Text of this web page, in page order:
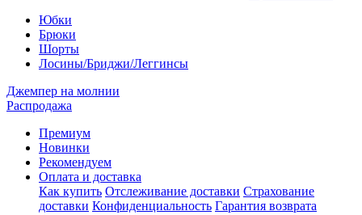
Юбки
Брюки
Шорты
Лосины/Бриджи/Леггинсы
Джемпер на молнии
Распродажа
Премиум
Новинки
Рекомендуем
Оплата и доставка
Как купить Отслеживание доставки Страхование
доставки Конфиденциальность Гарантия возврата